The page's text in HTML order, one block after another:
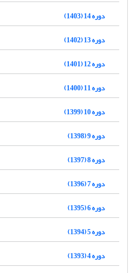
دوره 14 (1403)
دوره 13 (1402)
دوره 12 (1401)
دوره 11 (1400)
دوره 10 (1399)
دوره 9 (1398)
دوره 8 (1397)
دوره 7 (1396)
دوره 6 (1395)
دوره 5 (1394)
دوره 4 (1393)